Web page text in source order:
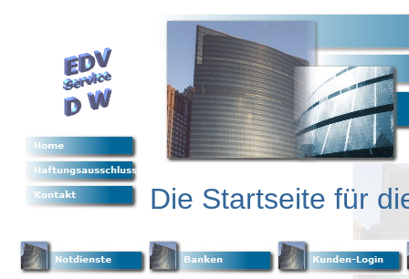
Die Startseite für